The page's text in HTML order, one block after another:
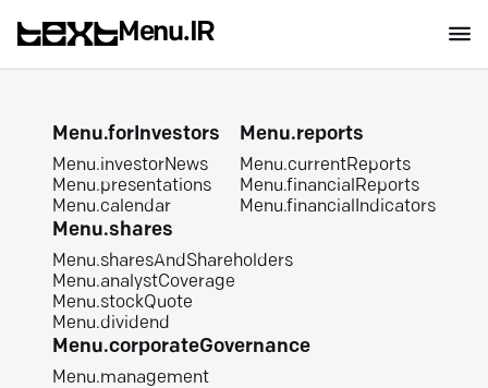
Menu.IR
Menu.forInvestors
Menu.investorNews
Menu.presentations
Menu.calendar
Menu.reports
Menu.currentReports
Menu.financialReports
Menu.financialIndicators
Menu.shares
Menu.sharesAndShareholders
Menu.analystCoverage
Menu.stockQuote
Menu.dividend
Menu.corporateGovernance
Menu.management